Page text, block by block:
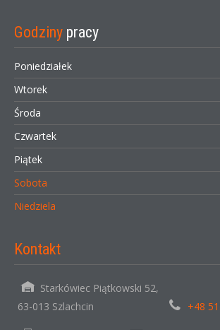
Godziny pracy
Poniedziałek
Wtorek
Środa
Czwartek
Piątek
Sobota
Niedziela
Kontakt
Starkówiec Piątkowski 52,
63-013 Szlachcin
+48